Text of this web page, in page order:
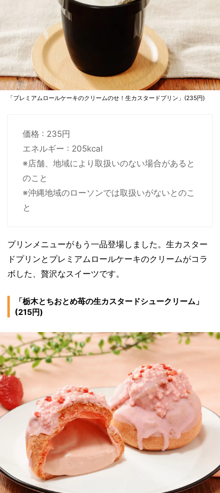
「プレミアムロールケーキのクリームのせ！生カスタードプリン」(235円)
価格 : 235円
エネルギー : 205kcal
※店舗、地域により取扱いのない場合があると
のこと
※沖縄地域のローソンでは取扱いがないとのこ
と
プリンメニューがもう一品登場しました。生カスター
ドプリンとプレミアムロールケーキのクリームがコラ
ボした、贅沢なスイーツです。
「栃木とちおとめ苺の生カスタードシュークリーム」
(215円)